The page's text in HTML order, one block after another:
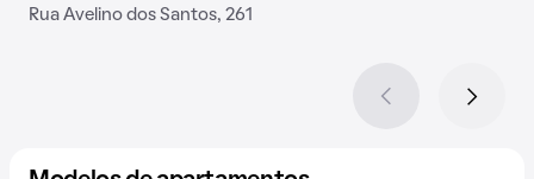
Rua Avelino dos Santos, 261